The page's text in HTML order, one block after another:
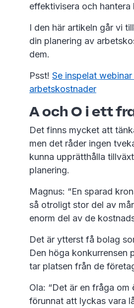
effektivisera och
I den här artikeln går vi
din planering av
dem.
Psst! Se inspelat
arbetskostnader
A och O i ett
Det finns mycket att
men det råder ingen
kunna upprätthålla
planering.
Magnus: “En sparad
så otroligt stor del av
enorm del av de
Det är ytterst få bolag
Den höga konkurrensen
tar platsen från de
Ola: “Det är en fråga
förunnat att lyckas vara